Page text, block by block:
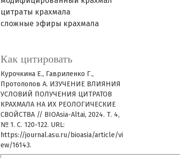
цитраты крахмала
сложные эфиры крахмала
Как цитировать
Курочкина Е., Гавриленко Г.,
Протопопов А. ИЗУЧЕНИЕ ВЛИЯНИЯ
УСЛОВИЙ ПОЛУЧЕНИЯ ЦИТРАТОВ
КРАХМАЛА НА ИХ РЕОЛОГИЧЕСКИЕ
СВОЙСТВА // BIOAsia-Altai, 2024. Т. 4,
№ 1. С. 120-122. URL:
https://journal.asu.ru/bioasia/article/vi
ew/16143.